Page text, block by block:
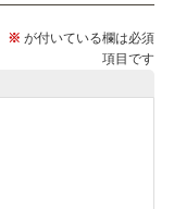
※ が付いている欄は必須
項目です